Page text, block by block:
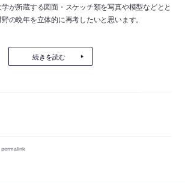
が所蔵する図面・スケッチ類を写真や模型などとと
の晩年を立体的に再考したいと思います。
続きを読む
permalink